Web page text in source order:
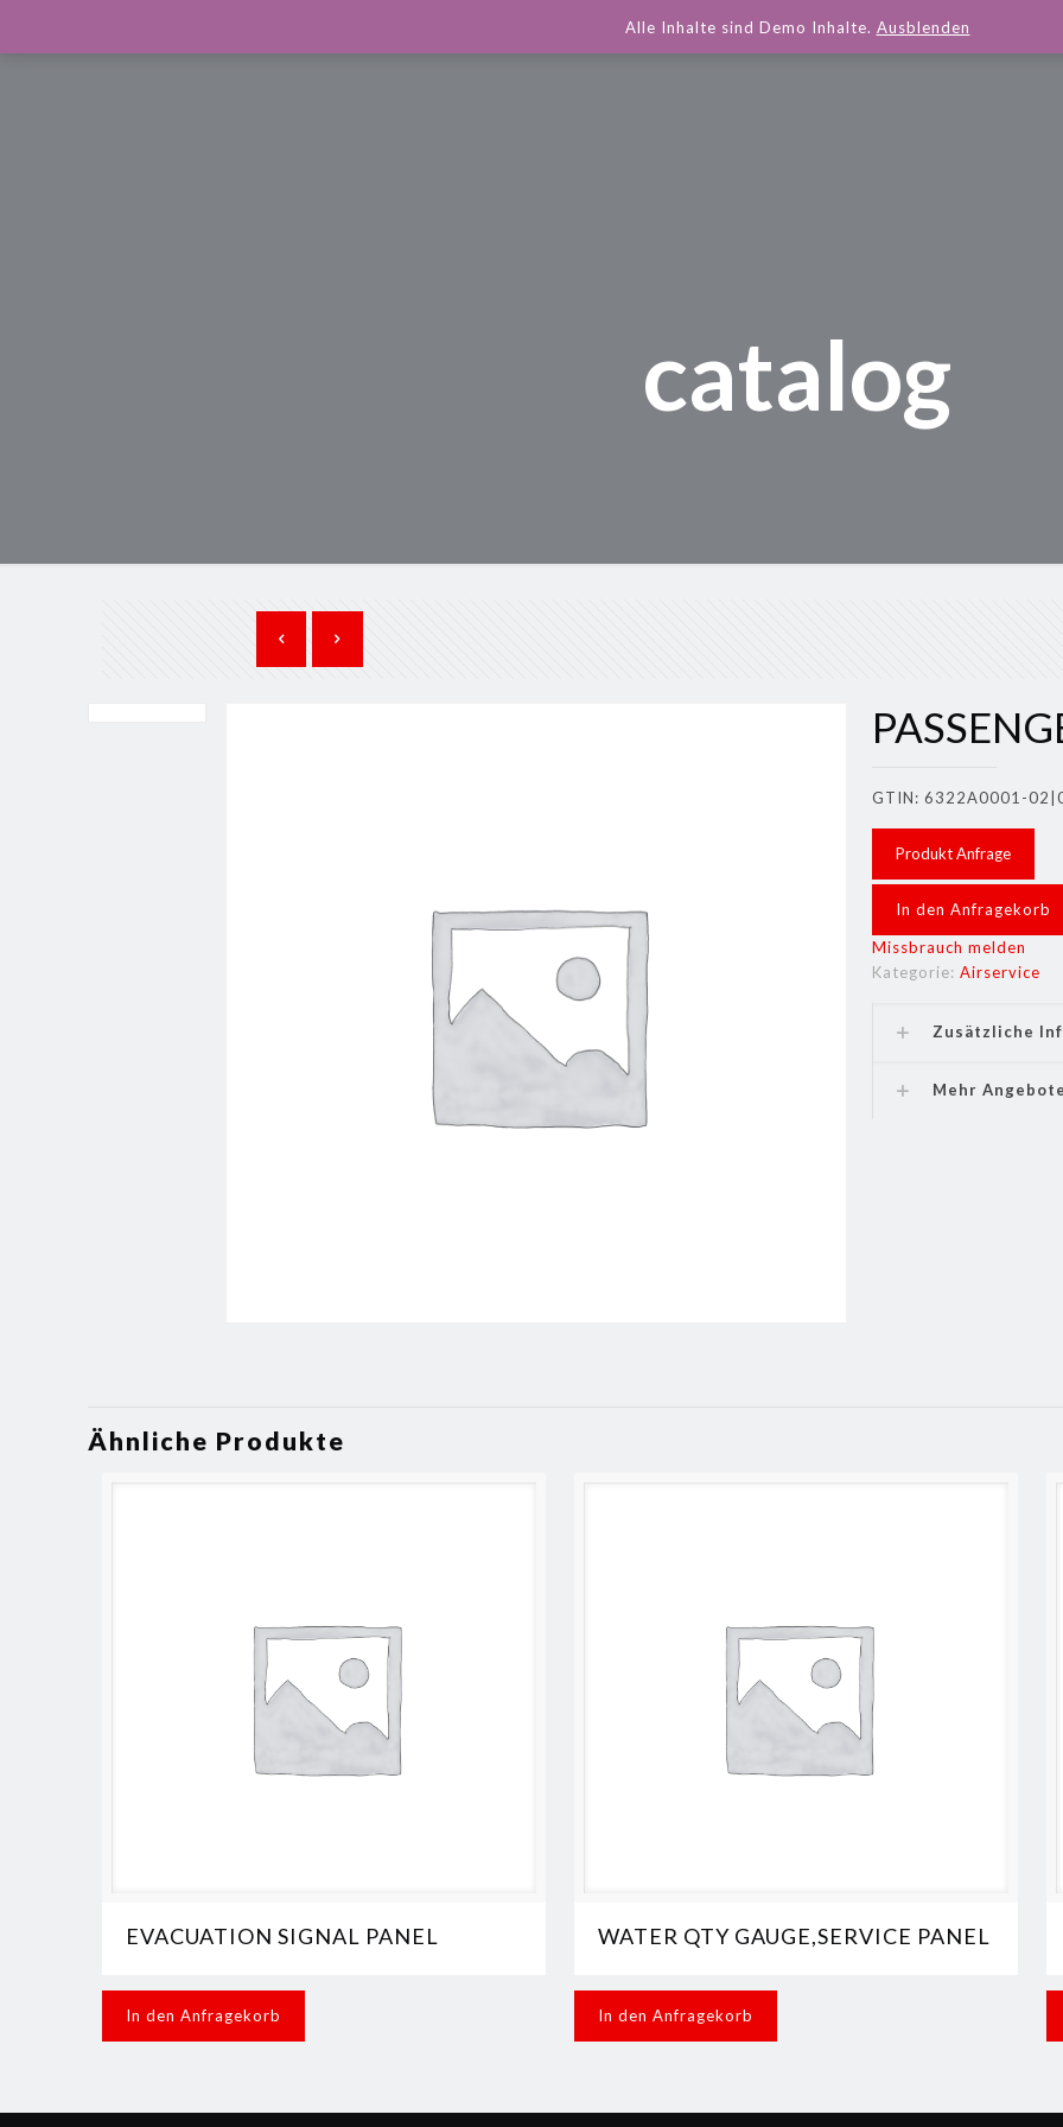
catalog
GTIN: 6322A0001-
Produkt Anfrage
In den Anfragekorb
Missbrauch melden
Kategorie:Airservice
Zusätzliche
Mehr
Ähnliche Produkte
EVACUATION SIGNAL PANEL
In den Anfragekorb
WATER QTY GAUGE,SERVICE PANEL
In den Anfragekorb
Alle Inhalte sind Demo Inhalte. Ausblenden